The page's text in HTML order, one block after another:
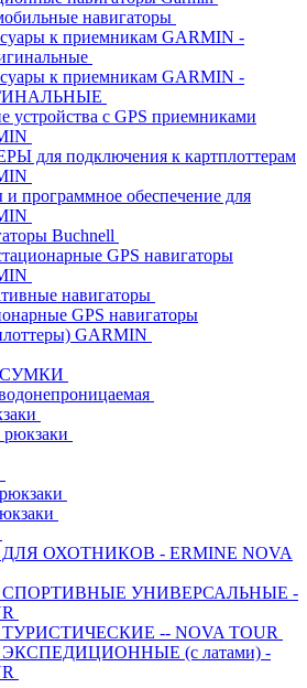
навигаторы
к приемникам GARMIN -
к приемникам GARMIN -
устройства с GPS приемниками
для подключения к картплоттерам
и программное обеспечение для
Buchnell
GPS навигаторы
навигаторы
GPS навигаторы
GARMIN
СУМКИ
рюкзаки
ОХОТНИКОВ - ERMINE NOVA
УНИВЕРСАЛЬНЫЕ -
-- NOVA TOUR
(с латами) -